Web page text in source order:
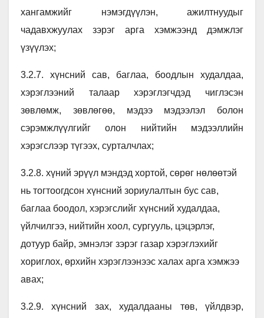
хангамжийг нэмэгдүүлэн, ажилтнуудыг
чадавхжуулах зэрэг арга хэмжээнд дэмжлэг
үзүүлэх;
3.2.7. хүнсний сав, баглаа, боодлын худалдаа,
хэрэглээний талаар хэрэглэгчдэд чиглэсэн
зөвлөмж, зөвлөгөө, мэдээ мэдээлэл болон
сэрэмжлүүлгийг олон нийтийн мэдээллийн
хэрэгслээр түгээх, сурталчлах;
3.2.8. хүний эрүүл мэндэд хортой, сөрөг нөлөөтэй
нь тогтоогдсон хүнсний зориулалтын бус сав,
баглаа боодол, хэрэгслийг хүнсний худалдаа,
үйлчилгээ, нийтийн хоол, сургууль, цэцэрлэг,
дотуур байр, эмнэлэг зэрэг газар хэрэглэхийг
хориглох, өрхийн хэрэглээнээс халах арга хэмжээ
авах;
3.2.9. хүнсний зах, худалдааны төв, үйлдвэр,